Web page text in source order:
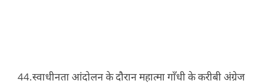
स्वाधीनता आंदोलन के दौरान महात्मा गाँधी के करीबी अंग्रेज